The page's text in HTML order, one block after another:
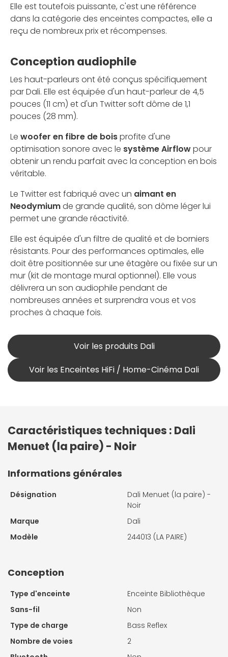
Elle est toutefois puissante, c'est une référence
dans la catégorie des enceintes compactes, elle a
reçu de nombreux prix et récompenses.
Conception audiophile
Les haut-parleurs ont été conçus spécifiquement
par Dali. Elle est équipée d'un haut-parleur de 4,5
pouces (11 cm) et d'un Twitter soft dôme de 1,1
pouces (28 mm).
Le woofer en fibre de boisprofite d'une
optimisation sonore avec le système Airflowpour
obtenir un rendu parfait avec la conception en bois
véritable.
Le Twitter est fabriqué avec un aimant en
Neodymiumde grande qualité, son dôme léger lui
permet une grande réactivité.
Elle est équipée d'un filtre de qualité et de borniers
résistants. Pour des performances optimales, elle
doit être positionnée sur une étagère ou fixée sur un
mur (kit de montage mural optionnel). Elle vous
délivrera un son audiophile pendant de
nombreuses années et surprendra vous et vos
proches à chaque fois.
Voir les produits Dali
Voir les Enceintes HiFi / Home-Cinéma Dali
Caractéristiques techniques : Dali
Menuet (la paire) - Noir
Informations générales
Désignation
Dali Menuet (la paire) -
Noir
Marque
Dali
Modèle
244013 (LA PAIRE)
Conception
Type d'enceinte
Enceinte Bibliothèque
Sans-fil
Non
Type de charge
Bass Reflex
Nombre de voies
2